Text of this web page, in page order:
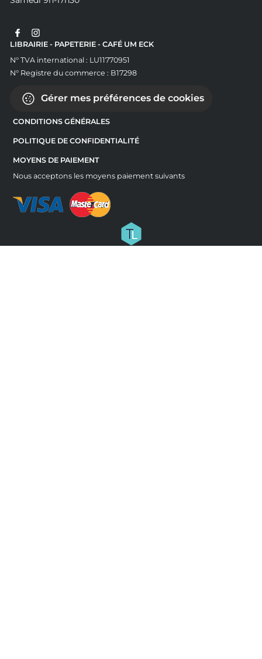
LIBRAIRIE - PAPETERIE - CAFÉ UM ECK
N° TVA international : LU11770951
N° Registre du commerce : B17298
Gérer mes préférences de cookies
CONDITIONS GÉNÉRALES
POLITIQUE DE CONFIDENTIALITÉ
MOYENS DE PAIEMENT
Nous acceptons les moyens paiement suivants